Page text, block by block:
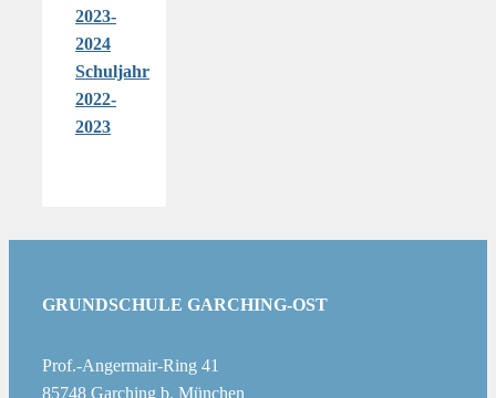
2023-
2024
Schuljahr
2022-
2023
GRUNDSCHULE GARCHING-OST
Prof.-Angermair-Ring 41
85748 Garching b. München